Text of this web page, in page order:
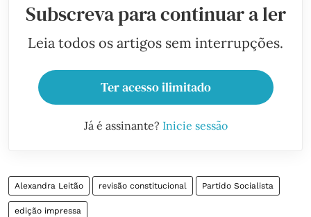
Subscreva para continuar a ler
Leia todos os artigos sem interrupções.
Ter acesso ilimitado
Já é assinante? Inicie sessão
Alexandra Leitão revisão constitucional Partido Socialista
edição impressa